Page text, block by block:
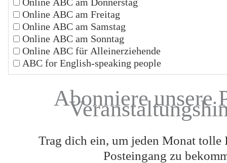
Online ABC am Freitag
Online ABC am Samstag
Online ABC am Sonntag
Online ABC für Alleinerziehende
ABC for English-speaking people
Abonniere unsere
Trag dich ein, um jeden Monat tolle
Posteingang zu